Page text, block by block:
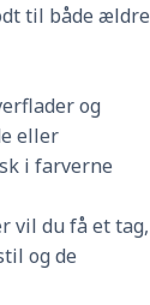
til både ældre
og
eller
i farverne
vil du få et tag,
og de